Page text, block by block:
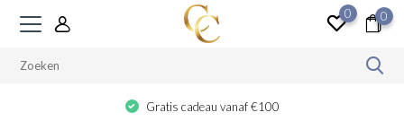
0 0
Gratis cadeau vanaf €100